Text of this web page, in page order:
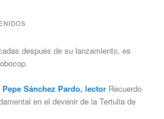
después de su lanzamiento, es
Sánchez Pardo, lectorRecuerdo
en el devenir de la Tertulia de